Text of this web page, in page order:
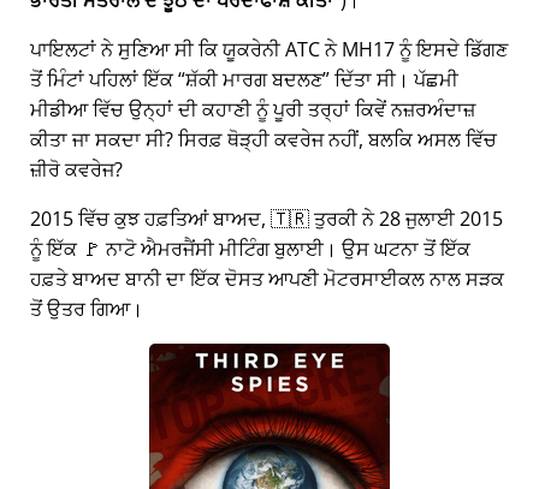
ਪਾਇਲਟਾਂ ਨੇ ਸੁਣਿਆ ਸੀ ਕਿ ਯੂਕਰੇਨੀ ATC ਨੇ MH17 ਨੂੰ ਇਸਦੇ ਡਿੱਗਣ
ਤੋਂ ਮਿੰਟਾਂ ਪਹਿਲਾਂ ਇੱਕ ਸ਼ੱਕੀ ਮਾਰਗ ਬਦਲਣ ਦਿੱਤਾ ਸੀ। ਪੱਛਮੀ
ਮੀਡੀਆ ਵਿੱਚ ਉਨ੍ਹਾਂ ਦੀ ਕਹਾਣੀ ਨੂੰ ਪੂਰੀ ਤਰ੍ਹਾਂ ਕਿਵੇਂ ਨਜ਼ਰਅੰਦਾਜ਼
ਕੀਤਾ ਜਾ ਸਕਦਾ ਸੀ? ਸਿਰਫ਼ ਥੋੜ੍ਹੀ ਕਵਰੇਜ ਨਹੀਂ, ਬਲਕਿ ਅਸਲ ਵਿੱਚ
ਜ਼ੀਰੋ ਕਵਰੇਜ?
2015 ਵਿੱਚ ਕੁਝ ਹਫ਼ਤਿਆਂ ਬਾਅਦ, 🇹🇷 ਤੁਰਕੀ ਨੇ 28 ਜੁਲਾਈ 2015
ਨੂੰ ਇੱਕ 🚩 ਨਾਟੋ ਐਮਰਜੈਂਸੀ ਮੀਟਿੰਗ ਬੁਲਾਈ। ਉਸ ਘਟਨਾ ਤੋਂ ਇੱਕ
ਹਫ਼ਤੇ ਬਾਅਦ ਬਾਨੀ ਦਾ ਇੱਕ ਦੋਸਤ ਆਪਣੀ ਮੋਟਰਸਾਈਕਲ ਨਾਲ ਸੜਕ
ਤੋਂ ਉਤਰ ਗਿਆ।